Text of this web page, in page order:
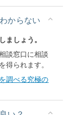
からない
ましょう。
談窓口に相談
得られます。
調べる究極の